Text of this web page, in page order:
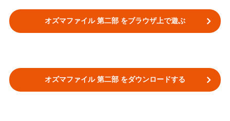
オズマファイル 第二部 をブラウザ上で遊ぶ
オズマファイル 第二部 をダウンロードする